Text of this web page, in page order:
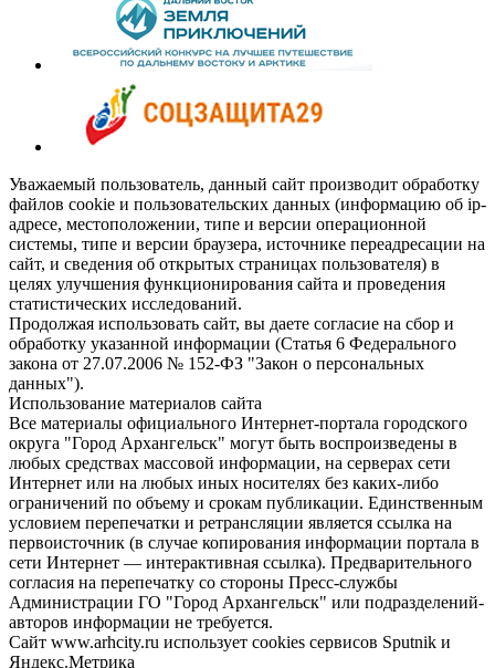
Уважаемый пользователь, данный сайт производит обработку
файлов cookie и пользовательских данных (информацию об ip-
адресе, местоположении, типе и версии операционной
системы, типе и версии браузера, источнике переадресации на
сайт, и сведения об открытых страницах пользователя) в
целях улучшения функционирования сайта и проведения
статистических исследований.
Продолжая использовать сайт, вы даете согласие на сбор и
обработку указанной информации (Статья 6 Федерального
закона от 27.07.2006 № 152-ФЗ "Закон о персональных
данных").
Использование материалов сайта
Все материалы официального Интернет-портала городского
округа "Город Архангельск" могут быть воспроизведены в
любых средствах массовой информации, на серверах сети
Интернет или на любых иных носителях без каких-либо
ограничений по объему и срокам публикации. Единственным
условием перепечатки и ретрансляции является ссылка на
первоисточник (в случае копирования информации портала в
сети Интернет — интерактивная ссылка). Предварительного
согласия на перепечатку со стороны Пресс-службы
Администрации ГО "Город Архангельск" или подразделений-
авторов информации не требуется.
Сайт www.arhcity.ru использует cookies сервисов Sputnik и
Яндекс.Метрика